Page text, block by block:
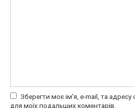
Зберегти моє ім'я, e-mail, та адресу
для моїх подальших коментарів.